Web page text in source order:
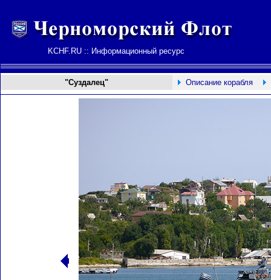
KCHF.RU :: Информационный ресурс
"Суздалец" Описание корабля